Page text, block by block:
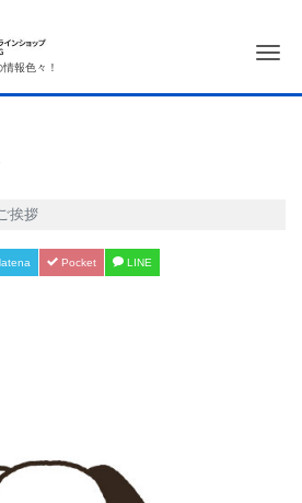
報色々！
挨拶
Pocket LINE